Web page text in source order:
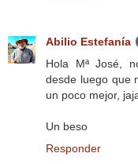
Abilio Estefanía
Hola Mª José,
desde luego que
un poco mejor,
Un beso
Responder